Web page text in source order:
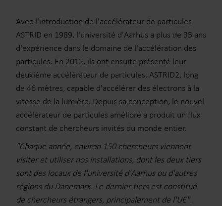
Avec l'introduction de l'accélérateur de particules
ASTRID en 1989, l'université d'Aarhus a plus de 35 ans
d'expérience dans le domaine de l'accélération des
particules. En 2012, ils ont ensuite présenté leur
deuxième accélérateur de particules, ASTRID2, long
de 46 mètres, capable d'accélérer des électrons à la
vitesse de la lumière. Depuis sa conception, le nouvel
accélérateur de particules amélioré a produit un flux
constant de chercheurs invités du monde entier.
"Chaque année, environ 150 chercheurs viennent
visiter et utiliser nos installations, dont les deux tiers
sont des locaux de l'université d'Aarhus ou d'autres
régions du Danemark. Le dernier tiers est constitué
de chercheurs étrangers, principalement de l'UE".